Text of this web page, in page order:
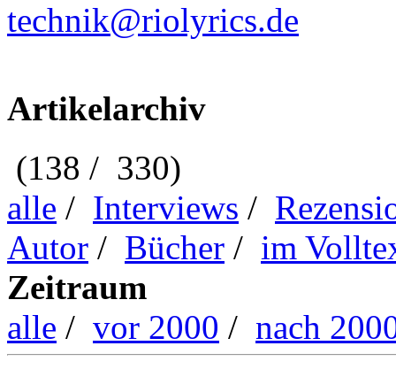
technik@riolyrics.de
Artikelarchiv
(138 / 330)
alle / Interviews /
Autor / Bücher / im
Zeitraum
alle / vor 2000 / nach